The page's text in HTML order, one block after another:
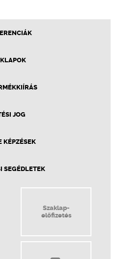
JOG
KÉPZÉSEK
SEGÉDLETEK
Szaklap-
előfizetés